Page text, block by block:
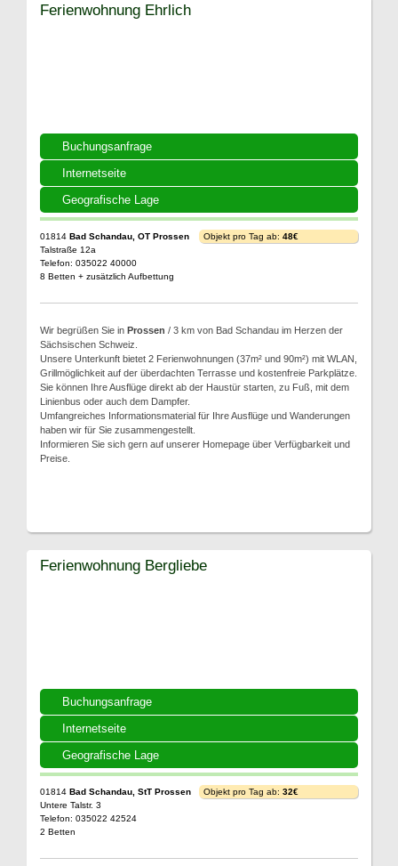
Buchungsanfrage
Internetseite
Geografische Lage
Ferienwohnung Ehrlich
01814 Bad Schandau, OT Prossen
Talstraße 12a
Telefon: 035022 40000
8 Betten + zusätzlich Aufbettung
Objekt pro Tag ab: 48€
Wir begrüßen Sie in Prossen / 3 km von Bad Schandau im Herzen der
Sächsischen Schweiz.
Unsere Unterkunft bietet 2 Ferienwohnungen (37m² und 90m²) mit WLAN,
Grillmöglichkeit auf der überdachten Terrasse und kostenfreie Parkplätze.
Sie können Ihre Ausflüge direkt ab der Haustür starten, zu Fuß, mit dem
Linienbus oder auch dem Dampfer.
Umfangreiches Informationsmaterial für Ihre Ausflüge und Wanderungen
haben wir für Sie zusammengestellt.
Informieren Sie sich gern auf unserer Homepage über Verfügbarkeit und
Preise.
Buchungsanfrage
Internetseite
Geografische Lage
Ferienwohnung Bergliebe
01814 Bad Schandau, StT Prossen
Untere Talstr. 3
Telefon: 035022 42524
2 Betten
Objekt pro Tag ab: 32€